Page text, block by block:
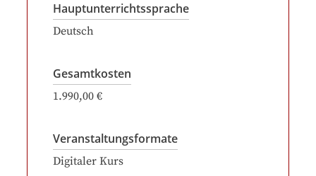
Hauptunterrichtssprache
Deutsch
Gesamtkosten
1.990,00 €
Veranstaltungsformate
Digitaler Kurs